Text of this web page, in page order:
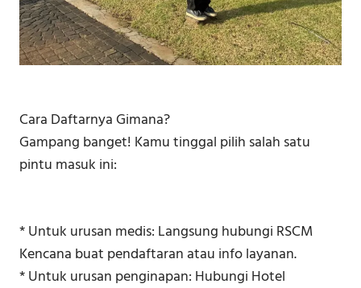
Cara Daftarnya Gimana?
Gampang banget! Kamu tinggal pilih salah satu
pintu masuk ini:
* Untuk urusan medis: Langsung hubungi RSCM
Kencana buat pendaftaran atau info layanan.
* Untuk urusan penginapan: Hubungi Hotel